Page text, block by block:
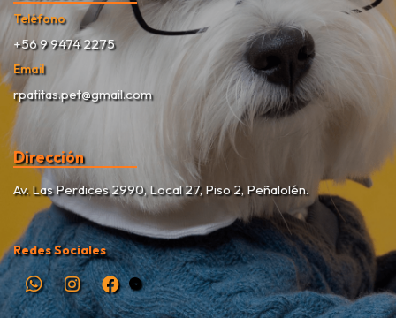
Teléfono
+56 9 9474 2275
Email
rpatitas.pet@gmail.com
Dirección
Av. Las Perdices 2990, Local 27, Piso 2, Peñalolén.
Redes Sociales